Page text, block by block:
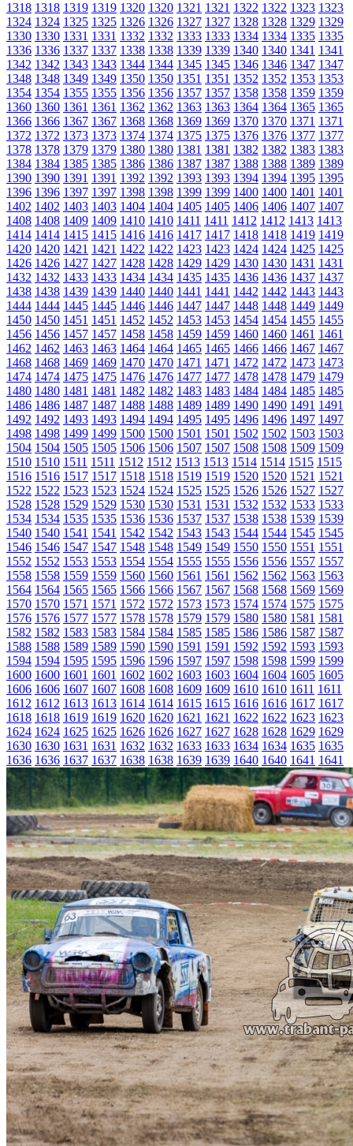
1318 1318 1319 1319 1320 1320 1321 1321 1322 1322 1323 1323
1324 1324 1325 1325 1326 1326 1327 1327 1328 1328 1329 1329
1330 1330 1331 1331 1332 1332 1333 1333 1334 1334 1335 1335
1336 1336 1337 1337 1338 1338 1339 1339 1340 1340 1341 1341
1342 1342 1343 1343 1344 1344 1345 1345 1346 1346 1347 1347
1348 1348 1349 1349 1350 1350 1351 1351 1352 1352 1353 1353
1354 1354 1355 1355 1356 1356 1357 1357 1358 1358 1359 1359
1360 1360 1361 1361 1362 1362 1363 1363 1364 1364 1365 1365
1366 1366 1367 1367 1368 1368 1369 1369 1370 1370 1371 1371
1372 1372 1373 1373 1374 1374 1375 1375 1376 1376 1377 1377
1378 1378 1379 1379 1380 1380 1381 1381 1382 1382 1383 1383
1384 1384 1385 1385 1386 1386 1387 1387 1388 1388 1389 1389
1390 1390 1391 1391 1392 1392 1393 1393 1394 1394 1395 1395
1396 1396 1397 1397 1398 1398 1399 1399 1400 1400 1401 1401
1402 1402 1403 1403 1404 1404 1405 1405 1406 1406 1407 1407
1408 1408 1409 1409 1410 1410 1411 1411 1412 1412 1413 1413
1414 1414 1415 1415 1416 1416 1417 1417 1418 1418 1419 1419
1420 1420 1421 1421 1422 1422 1423 1423 1424 1424 1425 1425
1426 1426 1427 1427 1428 1428 1429 1429 1430 1430 1431 1431
1432 1432 1433 1433 1434 1434 1435 1435 1436 1436 1437 1437
1438 1438 1439 1439 1440 1440 1441 1441 1442 1442 1443 1443
1444 1444 1445 1445 1446 1446 1447 1447 1448 1448 1449 1449
1450 1450 1451 1451 1452 1452 1453 1453 1454 1454 1455 1455
1456 1456 1457 1457 1458 1458 1459 1459 1460 1460 1461 1461
1462 1462 1463 1463 1464 1464 1465 1465 1466 1466 1467 1467
1468 1468 1469 1469 1470 1470 1471 1471 1472 1472 1473 1473
1474 1474 1475 1475 1476 1476 1477 1477 1478 1478 1479 1479
1480 1480 1481 1481 1482 1482 1483 1483 1484 1484 1485 1485
1486 1486 1487 1487 1488 1488 1489 1489 1490 1490 1491 1491
1492 1492 1493 1493 1494 1494 1495 1495 1496 1496 1497 1497
1498 1498 1499 1499 1500 1500 1501 1501 1502 1502 1503 1503
1504 1504 1505 1505 1506 1506 1507 1507 1508 1508 1509 1509
1510 1510 1511 1511 1512 1512 1513 1513 1514 1514 1515 1515
1516 1516 1517 1517 1518 1518 1519 1519 1520 1520 1521 1521
1522 1522 1523 1523 1524 1524 1525 1525 1526 1526 1527 1527
1528 1528 1529 1529 1530 1530 1531 1531 1532 1532 1533 1533
1534 1534 1535 1535 1536 1536 1537 1537 1538 1538 1539 1539
1540 1540 1541 1541 1542 1542 1543 1543 1544 1544 1545 1545
1546 1546 1547 1547 1548 1548 1549 1549 1550 1550 1551 1551
1552 1552 1553 1553 1554 1554 1555 1555 1556 1556 1557 1557
1558 1558 1559 1559 1560 1560 1561 1561 1562 1562 1563 1563
1564 1564 1565 1565 1566 1566 1567 1567 1568 1568 1569 1569
1570 1570 1571 1571 1572 1572 1573 1573 1574 1574 1575 1575
1576 1576 1577 1577 1578 1578 1579 1579 1580 1580 1581 1581
1582 1582 1583 1583 1584 1584 1585 1585 1586 1586 1587 1587
1588 1588 1589 1589 1590 1590 1591 1591 1592 1592 1593 1593
1594 1594 1595 1595 1596 1596 1597 1597 1598 1598 1599 1599
1600 1600 1601 1601 1602 1602 1603 1603 1604 1604 1605 1605
1606 1606 1607 1607 1608 1608 1609 1609 1610 1610 1611 1611
1612 1612 1613 1613 1614 1614 1615 1615 1616 1616 1617 1617
1618 1618 1619 1619 1620 1620 1621 1621 1622 1622 1623 1623
1624 1624 1625 1625 1626 1626 1627 1627 1628 1628 1629 1629
1630 1630 1631 1631 1632 1632 1633 1633 1634 1634 1635 1635
1636 1636 1637 1637 1638 1638 1639 1639 1640 1640 1641 1641